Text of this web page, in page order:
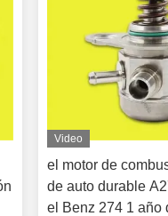
Video
el motor de
de auto durable
el Benz 274 1 año